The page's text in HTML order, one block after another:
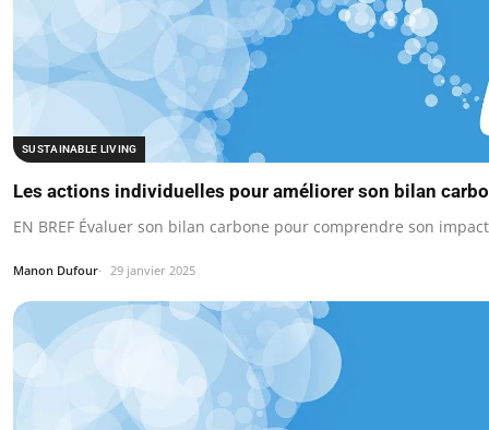
SUSTAINABLE LIVING
Les actions individuelles pour améliorer son bilan
EN BREF Évaluer son bilan carbone pour comprendre son
Manon Dufour 29 janvier 2025